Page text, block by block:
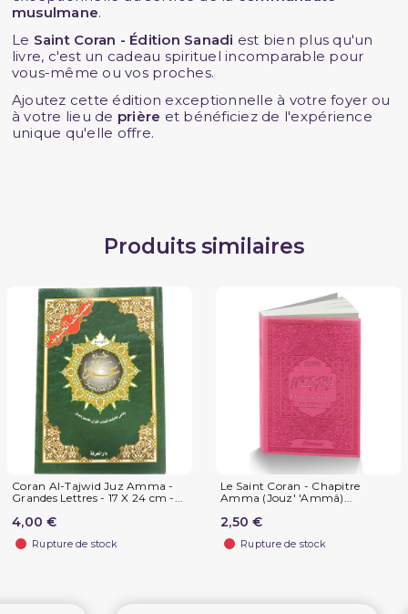
musulmane.
Le Saint Coran - Édition Sanadi est bien plus qu'un
livre, c'est un cadeau spirituel incomparable pour
vous-même ou vos proches.
Ajoutez cette édition exceptionnelle à votre foyer ou
à votre lieu de prière et bénéficiez de l'expérience
unique qu'elle offre.
Produits similaires
Coran Al-Tajwid Juz Amma -
Grandes Lettres - 17 X 24 cm -...
4,00 €
Rupture de stock
Le Saint Coran - Chapitre
Amma (Jouz' 'Ammâ)...
2,50 €
Rupture de stock